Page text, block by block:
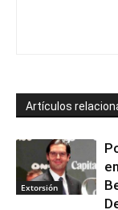
Artículos
Extorsión